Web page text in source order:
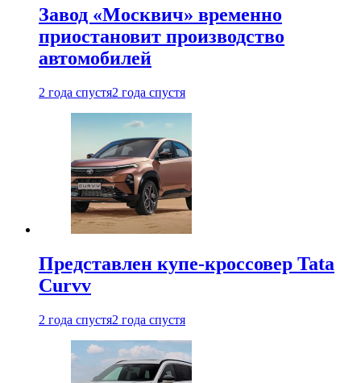
Завод «Москвич» временно
приостановит производство
автомобилей
2 года спустя2 года спустя
Представлен купе-кроссовер Tata
Curvv
2 года спустя2 года спустя